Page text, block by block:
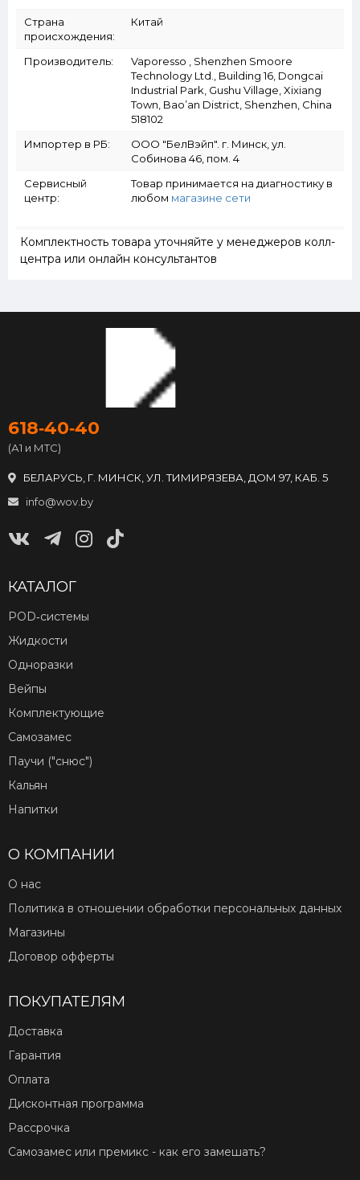
Страна
происхождения:
Китай
Производитель:
Vaporesso , Shenzhen Smoore
Technology Ltd., Building 16, Dongcai
Industrial Park, Gushu Village, Xixiang
Town, Bao’an District, Shenzhen, China
518102
Импортер в РБ:
ООО "БелВэйп". г. Минск, ул.
Собинова 46, пом. 4
Сервисный
центр:
Товар принимается на диагностику в
любом магазине сети
Комплектность товара уточняйте у менеджеров колл-
центра или онлайн консультантов
618‑40‑40
(А1 и МТС)
БЕЛАРУСЬ, Г. МИНСК, УЛ. ТИМИРЯЗЕВА, ДОМ 97, КАБ. 5
info@wov.by
КАТАЛОГ
POD‑системы
Жидкости
Одноразки
Вейпы
Комплектующие
Самозамес
Паучи ("снюс")
Кальян
Напитки
О КОМПАНИИ
О нас
Политика в отношении обработки персональных данных
Магазины
Договор офферты
ПОКУПАТЕЛЯМ
Доставка
Гарантия
Оплата
Дисконтная программа
Рассрочка
Самозамес или премикс - как его замешать?